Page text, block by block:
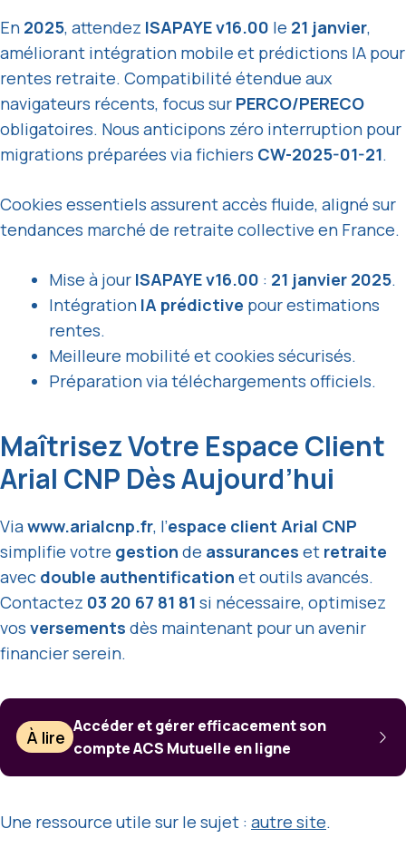
En 2025, attendez ISAPAYE v16.00 le 21 janvier,
améliorant intégration mobile et prédictions IA pour
rentes retraite. Compatibilité étendue aux
navigateurs récents, focus sur PERCO/PERECO
obligatoires. Nous anticipons zéro interruption pour
migrations préparées via fichiers CW-2025-01-21.
Cookies essentiels assurent accès fluide, aligné sur
tendances marché de retraite collective en France.
Mise à jour ISAPAYE v16.00 : 21 janvier 2025.
Intégration IA prédictive pour estimations
rentes.
Meilleure mobilité et cookies sécurisés.
Préparation via téléchargements officiels.
Maîtrisez Votre Espace Client
Arial CNP Dès Aujourd’hui
Viawww.arialcnp.fr, l’espace client Arial CNP
simplifie votre gestion de assurances et retraite
avec double authentification et outils avancés.
Contactez 03 20 67 81 81 si nécessaire, optimisez
vos versements dès maintenant pour un avenir
financier serein.
À lire
Accéder et gérer efficacement son
compte ACS Mutuelle en ligne
Une ressource utile sur le sujet : autre site.